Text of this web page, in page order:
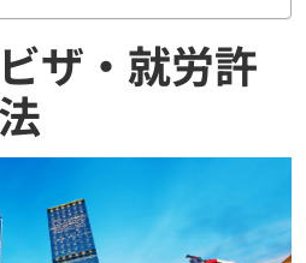
ザ・就労許